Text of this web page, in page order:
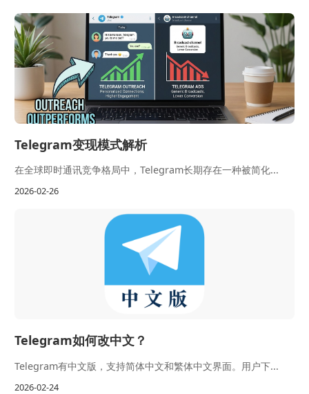
Telegram变现模式解析
在全球即时通讯竞争格局中，Telegram长期存在一种被简化...
2026-02-26
Telegram如何改中文？
Telegram有中文版，支持简体中文和繁体中文界面。用户下...
2026-02-24